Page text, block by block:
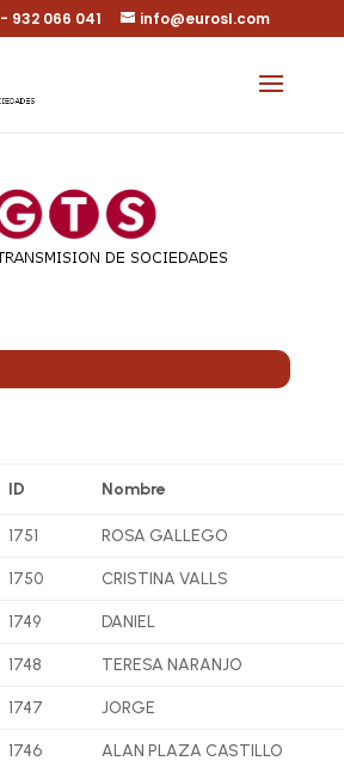
932 066 041 info@eurosl.com
ID Nombre
1751 ROSA GALLEGO
1750 CRISTINA VALLS
1749 DANIEL
1748 TERESA NARANJO
1747 JORGE
1746 ALAN PLAZA CASTILLO